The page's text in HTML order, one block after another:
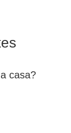
casa?